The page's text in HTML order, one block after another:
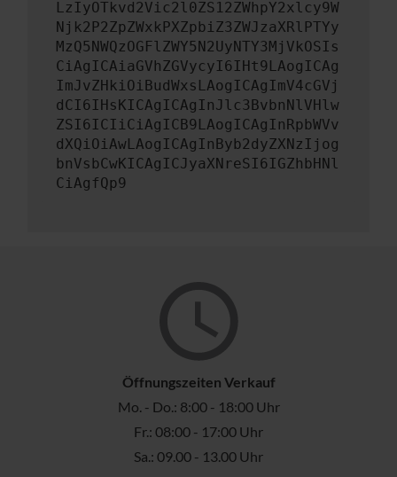
LzIyOTkvd2Vic2l0ZS12ZWhpY2xlcy9W
Njk2P2ZpZWxkPXZpbiZ3ZWJzaXRlPTYy
MzQ5NWQzOGFlZWY5N2UyNTY3MjVkOSIs
CiAgICAiaGVhZGVycyI6IHt9LAogICAg
ImJvZHkiOiBudWxsLAogICAgImV4cGVj
dCI6IHsKICAgICAgInJlc3BvbnNlVHlw
ZSI6ICIiCiAgICB9LAogICAgInRpbWVv
dXQiOiAwLAogICAgInByb2dyZXNzIjog
bnVsbCwKICAgICJyaXNreSI6IGZhbHNl
CiAgfQp9
Öffnungszeiten Verkauf
Mo. - Do.: 8:00 - 18:00 Uhr
Fr.: 08:00 - 17:00 Uhr
Sa.: 09.00 - 13.00 Uhr